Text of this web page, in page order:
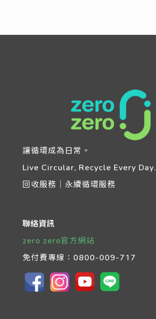
讓循環成為日常。
Live Circular, Recycle Every Day.
回收服務｜永續循環服務
聯絡資訊
zero zero官方網站
免付費專線： 0800-009-717